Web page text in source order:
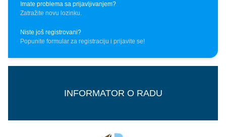
Imate problema sa prijavljivanjem?
Zatražite novu lozinku.
Niste još registrovani?
Popunite formular za registraciju i prijavite se!
INFORMATOR O RADU